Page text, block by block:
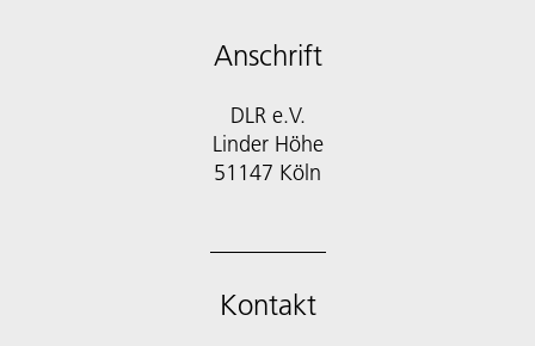
Anschrift
DLR e.V.
Linder Höhe
51147 Köln
Kontakt